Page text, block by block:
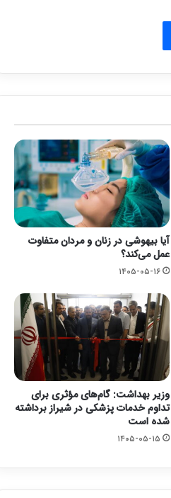
آیا بیهوشی در زنان و مردان متفاوت
عمل می‌کند؟
۱۴۰۵-۰۵-۱۶
وزیر بهداشت: گام‌های مؤثری برای
تداوم خدمات پزشکی در شیراز برداشته
شده است
۱۴۰۵-۰۵-۱۵